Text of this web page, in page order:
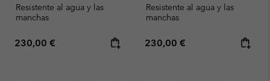
Resistente al agua y las
manchas
Regular price:
230,00 €
Resistente al agua y las
manchas
Regular price:
230,00 €